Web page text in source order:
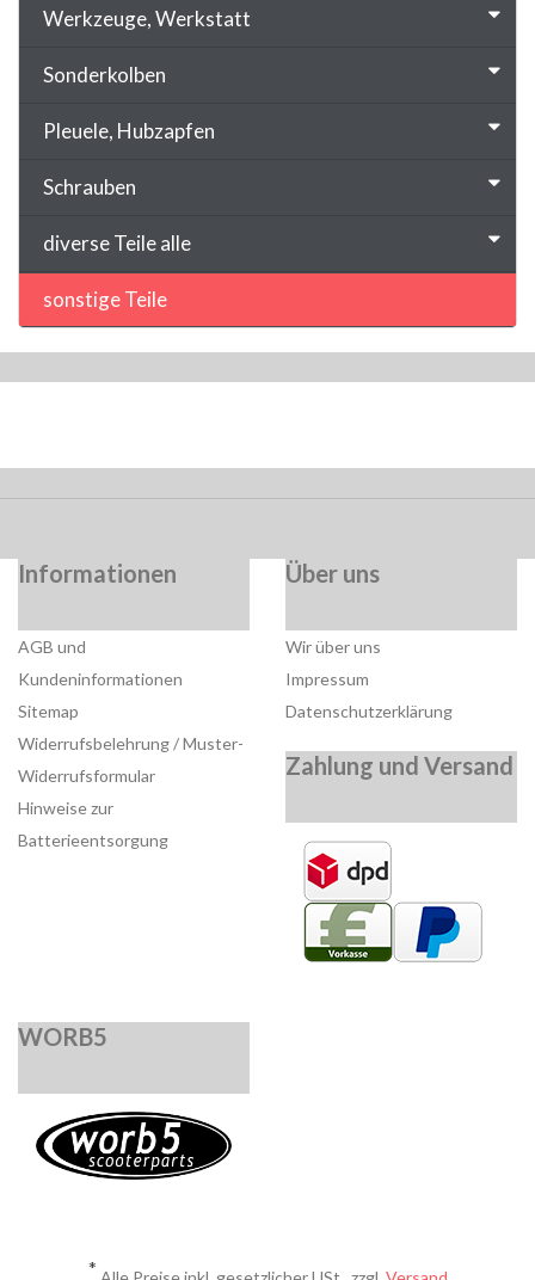
Werkzeuge, Werkstatt
Sonderkolben
Pleuele, Hubzapfen
Schrauben
diverse Teile alle
sonstige Teile
Informationen
AGB und
Kundeninformationen
Sitemap
Widerrufsbelehrung / Muster-
Widerrufsformular
Hinweise zur
Batterieentsorgung
Über uns
Wir über uns
Impressum
Datenschutzerklärung
Zahlung und Versand
WORB5
*